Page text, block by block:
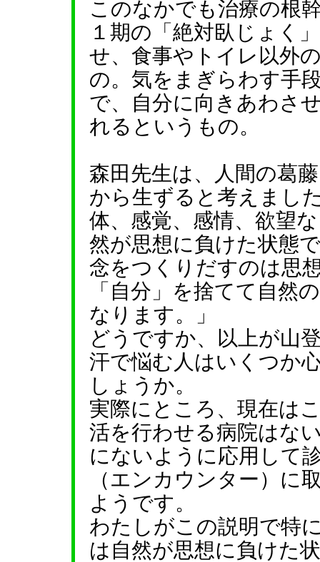
このなかでも治療の根
１期の「絶対臥じょく
せ、食事やトイレ以外
の。気をまぎらわす手
で、自分に向きあわさ
れるというもの。
森田先生は、人間の葛
から生ずると考えまし
体、感覚、感情、欲望
然が思想に負けた状態
念をつくりだすのは思
「自分」を捨てて自然
なります。」
どうですか、以上が山
汗で悩む人はいくつか
しょうか。
実際にところ、現在は
活を行わせる病院はな
にないように応用して
（エンカウンター）に
ようです。
わたしがこの説明で特
は自然が思想に負けた